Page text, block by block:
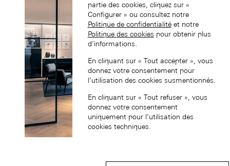
partie des cookies, cliquez sur «
Configurer » ou consultez notre
Politique de confidentialitéet notre
Politique des cookies pour obtenir plus
d’informations.
En cliquant sur « Tout accepter », vous
donnez votre consentement pour
l’utilisation des cookies susmentionnés.
En cliquant sur « Tout refuser », vous
donnez votre consentement
uniquement pour l’utilisation des
cookies techniques.